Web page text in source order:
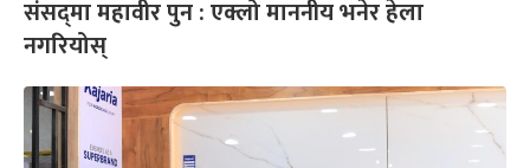
संसद्‍मा महावीर पुन : एक्लो माननीय भनेर हेला
नगरियोस्